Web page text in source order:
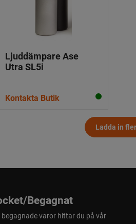
Ljuddämpare Ase
Utra SL5i
Kontakta Butik
Ladda in fler
Begagnat
varor hittar du på vår